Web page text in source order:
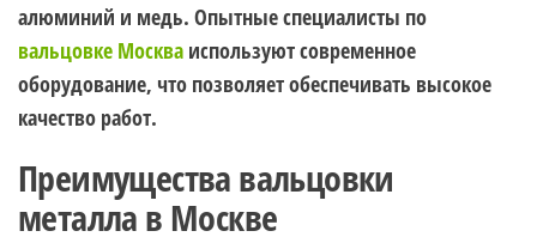
алюминий и медь. Опытные специалисты по
вальцовке Москва используют современное
оборудование, что позволяет обеспечивать высокое
качество работ.
Преимущества вальцовки
металла в Москве